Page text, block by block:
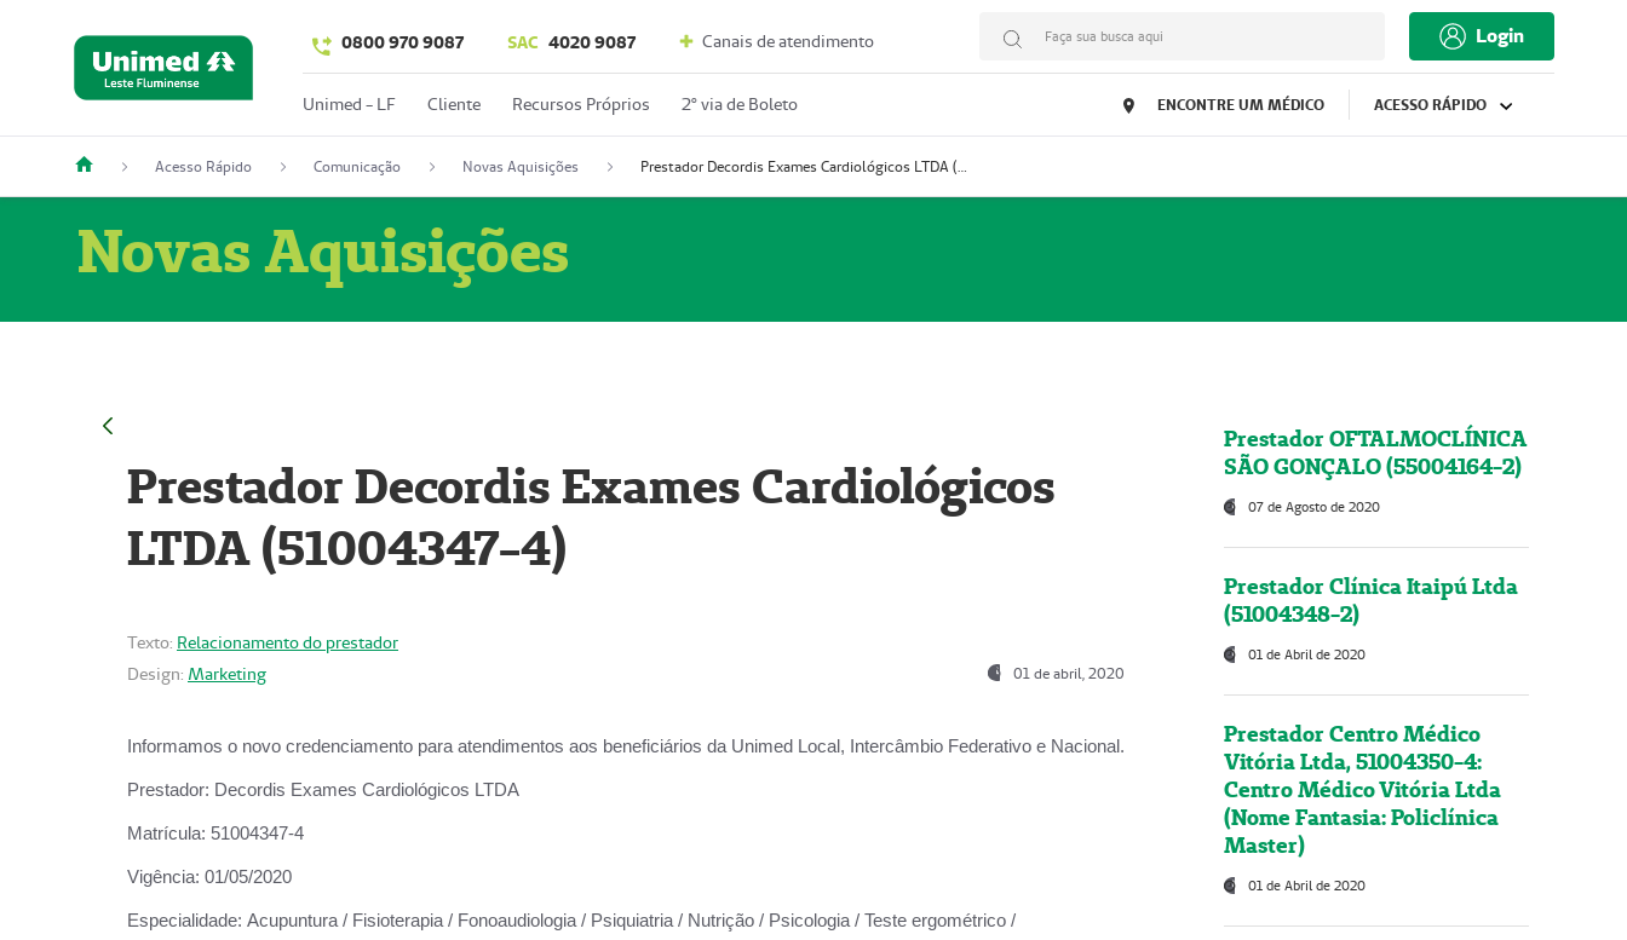
0800 970 9087 SAC 4020 9087 Canais de atendimento Faça sua busca aqui Login
Unimed - LF Cliente Recursos Próprios 2º via de Boleto ENCONTRE UM MÉDICO ACESSO RÁPIDO
Acesso Rápido Comunicação Novas Aquisições Prestador Decordis Exames Cardiológicos LTDA (51004347-4)
Novas Aquisições
Prestador Decordis Exames Cardiológicos
LTDA (51004347-4)
Texto: Relacionamento do prestador
Design: Marketing 01 de abril, 2020
Informamos o novo credenciamento para atendimentos aos beneficiários da Unimed Local, Intercâmbio Federativo e Nacional.
Prestador: Decordis Exames Cardiológicos LTDA
Matrícula: 51004347-4
Vigência: 01/05/2020
Especialidade: Acupuntura / Fisioterapia / Fonoaudiologia / Psiquiatria / Nutrição / Psicologia / Teste ergométrico /
Prestador OFTALMOCLÍNICA
SÃO GONÇALO (55004164-2)
07 de Agosto de 2020
Prestador Clínica Itaipú Ltda
(51004348-2)
01 de Abril de 2020
Prestador Centro Médico
Vitória Ltda, 51004350-4:
Centro Médico Vitória Ltda
(Nome Fantasia: Policlínica
Master)
01 de Abril de 2020